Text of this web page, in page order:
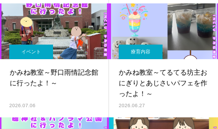
イベント
かみね教室～野口雨情記念館
に行ったよ！～
2026.07.06
療育内容
かみね教室～てるてる坊主お
にぎりとあじさいパフェを作
ったよ！～
2026.06.27